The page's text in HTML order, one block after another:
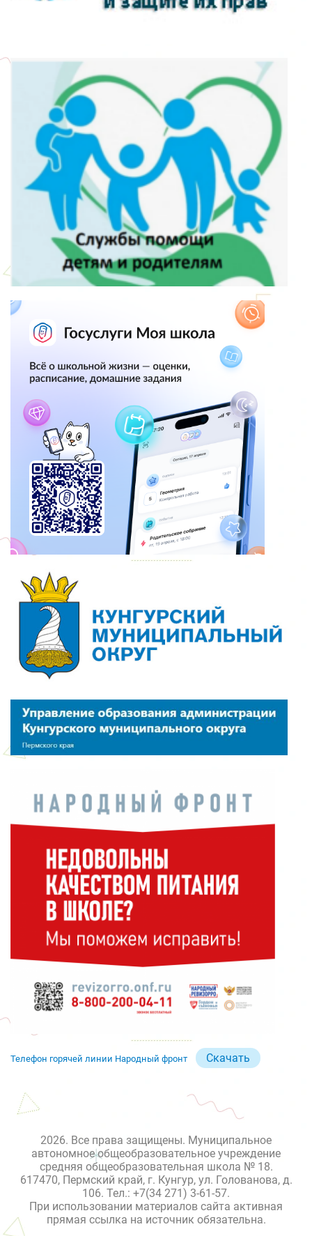
Телефон горячей линии Народный фронт Скачать
2026. Все права защищены. Муниципальное
автономное общеобразовательное учреждение
средняя общеобразовательная школа № 18.
617470, Пермский край, г. Кунгур, ул. Голованова, д.
106. Тел.: +7(34 271) 3-61-57.
При использовании материалов сайта активная
прямая ссылка на источник обязательна.